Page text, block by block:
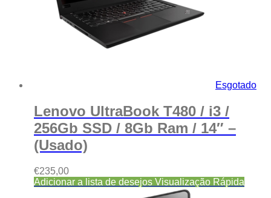
Esgotado
Lenovo UltraBook T480 / i3 /
256Gb SSD / 8Gb Ram / 14″ –
(Usado)
€235,00
Adicionar a lista de desejos Visualização Rápida